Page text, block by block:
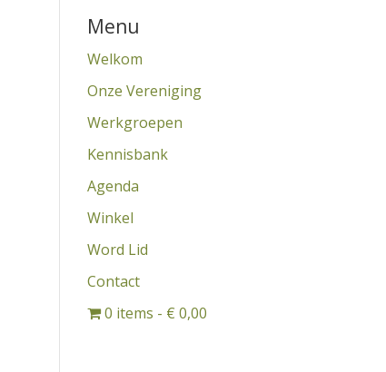
Menu
Welkom
Onze Vereniging
Werkgroepen
Kennisbank
Agenda
Winkel
Word Lid
Contact
0 items
€ 0,00